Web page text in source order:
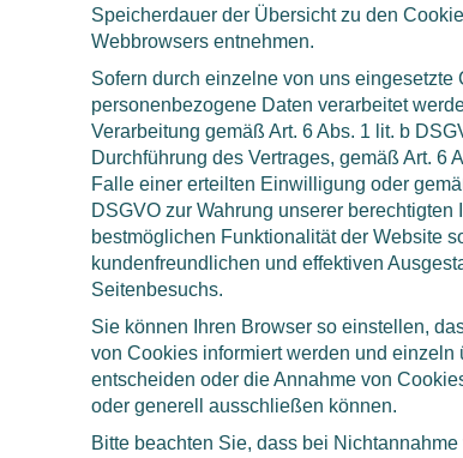
Speicherdauer der Übersicht zu den
Webbrowsers entnehmen.
Sofern durch einzelne von uns eingesetzte
personenbezogene Daten verarbeitet
Verarbeitung gemäß Art. 6 Abs. 1 lit. b
Durchführung des Vertrages, gemäß Art. 6
Falle einer erteilten Einwilligung oder
DSGVO zur Wahrung unserer berechtigten
bestmöglichen Funktionalität der Website
kundenfreundlichen und effektiven
Seitenbesuchs.
Sie können Ihren Browser so einstellen,
von Cookies informiert werden und einzeln
entscheiden oder die Annahme von
oder generell ausschließen können.
Bitte beachten Sie, dass bei